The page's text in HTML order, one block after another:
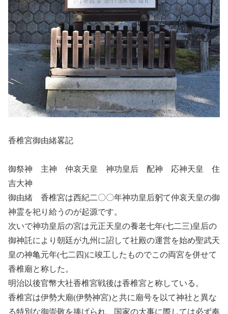
香椎宮御由緒畧記
御祭神 主神 仲哀天皇 神功皇后 配神 応神天皇 住
吉大神
御由緒 香椎宮は西紀二〇〇年神功皇后躬て仲哀天皇の御
神霊を祀り給うのが起源です。
次いで神功皇后の宮は元正天皇の養老七年(七二三)皇后の
御神託により朝廷が九州に詔して社殿の運営を始め聖武天
皇の神亀元年(七二四)に竣工したものでこの両宮を併せて
香椎廟と称した。
明治以後官幣大社香椎宮戦後は香椎宮と称している。
香椎宮は伊勢大廟(伊勢神宮)と共に廟号を以て神社と異な
る特別な御崇敬を捧げられ、国家の大事に際しては必ず奉